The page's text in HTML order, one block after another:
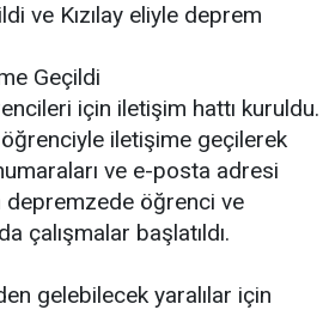
ve Kızılay eliyle deprem
Geçildi
için iletişim hattı kuruldu.
iletişime geçilerek
ve e-posta adresi
depremzede öğrenci ve
çalışmalar başlatıldı.
gelebilecek yaralılar için